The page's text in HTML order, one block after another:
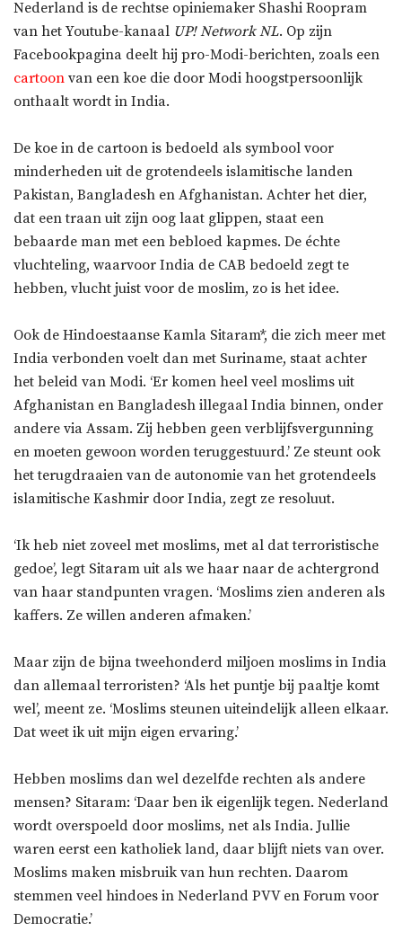
Nederland is de rechtse opiniemaker Shashi Roopram
van het Youtube-kanaal UP! Network NL. Op zijn
Facebookpagina deelt hij pro-Modi-berichten, zoals een
cartoon van een koe die door Modi hoogstpersoonlijk
onthaalt wordt in India.
De koe in de cartoon is bedoeld als symbool voor
minderheden uit de grotendeels islamitische landen
Pakistan, Bangladesh en Afghanistan. Achter het dier,
dat een traan uit zijn oog laat glippen, staat een
bebaarde man met een bebloed kapmes. De échte
vluchteling, waarvoor India de CAB bedoeld zegt te
hebben, vlucht juist voor de moslim, zo is het idee.
Ook de Hindoestaanse Kamla Sitaram*, die zich meer met
India verbonden voelt dan met Suriname, staat achter
het beleid van Modi. ‘Er komen heel veel moslims uit
Afghanistan en Bangladesh illegaal India binnen, onder
andere via Assam. Zij hebben geen verblijfsvergunning
en moeten gewoon worden teruggestuurd.’ Ze steunt ook
het terugdraaien van de autonomie van het grotendeels
islamitische Kashmir door India, zegt ze resoluut.
‘Ik heb niet zoveel met moslims, met al dat terroristische
gedoe’, legt Sitaram uit als we haar naar de achtergrond
van haar standpunten vragen. ‘Moslims zien anderen als
kaffers. Ze willen anderen afmaken.’
Maar zijn de bijna tweehonderd miljoen moslims in India
dan allemaal terroristen? ‘Als het puntje bij paaltje komt
wel’, meent ze. ‘Moslims steunen uiteindelijk alleen elkaar.
Dat weet ik uit mijn eigen ervaring.’
Hebben moslims dan wel dezelfde rechten als andere
mensen? Sitaram: ‘Daar ben ik eigenlijk tegen. Nederland
wordt overspoeld door moslims, net als India. Jullie
waren eerst een katholiek land, daar blijft niets van over.
Moslims maken misbruik van hun rechten. Daarom
stemmen veel hindoes in Nederland PVV en Forum voor
Democratie.’